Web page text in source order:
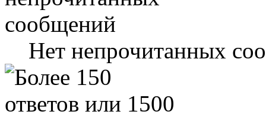
Нет непрочитанных